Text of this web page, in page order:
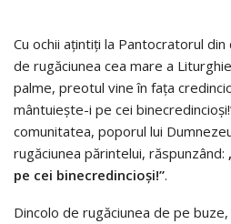
Cu ochii ațintiți la Pantocratorul
de rugăciunea cea mare a
palme, preotul vine în fața
mântuiește-i pe cei
comunitatea, poporul lui
rugăciunea părintelui, răspunzând:
pe cei binecredincioși!”.
Dincolo de rugăciunea de pe